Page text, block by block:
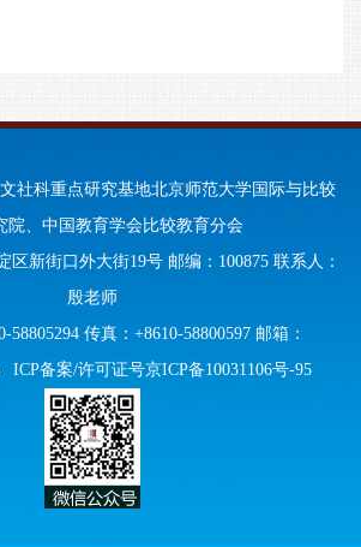
社科重点研究基地北京师范大学国际与比较
院、中国教育学会比较教育分会
区新街口外大街19号 邮编：100875 联系人：
殷老师
58805294 传真：+8610-58800597 邮箱：
ICP备案/许可证号京ICP备10031106号-95